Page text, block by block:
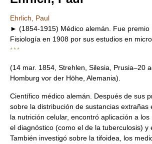
Ehrlich, Paul
► (1854-1915) Médico alemán. Fue premio
Fisiología en 1908 por sus estudios en
* * *
(14 mar. 1854, Strehlen, Silesia, Prusia–20
Homburg vor der Höhe, Alemania).
Científico médico alemán. Después de sus
sobre la distribución de sustancias extrañas
la nutrición celular, encontró aplicación a
el diagnóstico (como el de la tuberculosis) y
También investigó sobre la tifoidea, los